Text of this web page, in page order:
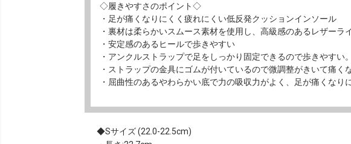
◇履きやすさのポイント◇
・足が痛くなりにくく疲れにくい低反発クッションインソール
・裏材は柔らかいスムース素材を使用し、高級感のあるレザーラ
・安定感のあるヒールで歩きやすい
・アンクルストラップで足をしっかり固定できるので歩きやすい。
・ストラップの金具にゴムが付いているので微調整がきいて痛く
・屈曲性のあるやわらかい底で力の吸収力がよく、足が痛くなり
Sサイズ (22.0-22.5cm)